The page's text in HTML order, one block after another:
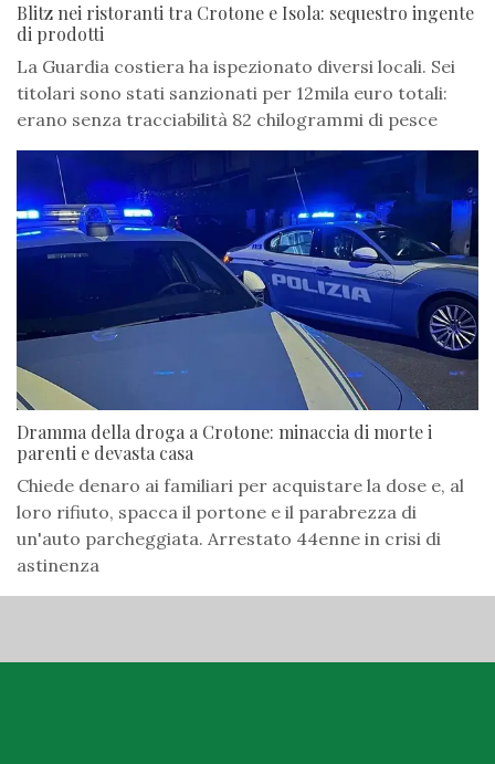
Blitz nei ristoranti tra Crotone e Isola: sequestro ingente
di prodotti
La Guardia costiera ha ispezionato diversi locali. Sei
titolari sono stati sanzionati per 12mila euro totali:
erano senza tracciabilità 82 chilogrammi di pesce
Dramma della droga a Crotone: minaccia di morte i
parenti e devasta casa
Chiede denaro ai familiari per acquistare la dose e, al
loro rifiuto, spacca il portone e il parabrezza di
un'auto parcheggiata. Arrestato 44enne in crisi di
astinenza